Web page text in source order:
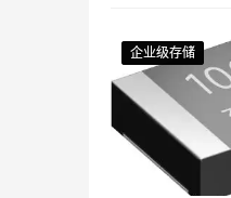
企业级存储
企业级存储
企业级存储
企业级存储